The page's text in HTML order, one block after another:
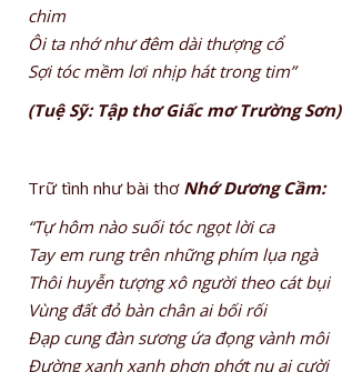
chim
Ôi ta nhớ như đêm dài thượng cổ
Sợi tóc mềm lơi nhịp hát trong tim”
(Tuệ Sỹ: Tập thơ Giấc mơ Trường Sơn)
Trữ tình như bài thơ Nhớ Dương Cầm:
“Tự hôm nào suối tóc ngọt lời ca
Tay em rung trên những phím lụa ngà
Thôi huyễn tượng xô người theo cát bụi
Vùng đất đỏ bàn chân ai bối rối
Đạp cung đàn sương ứa đọng vành môi
Đường xanh xanh phơn phớt nụ ai cười